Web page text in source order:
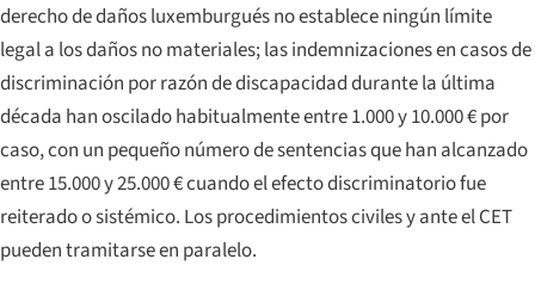
derecho de daños luxemburgués no establece ningún límite
legal a los daños no materiales; las indemnizaciones en casos de
discriminación por razón de discapacidad durante la última
década han oscilado habitualmente entre 1.000 y 10.000 € por
caso, con un pequeño número de sentencias que han alcanzado
entre 15.000 y 25.000 € cuando el efecto discriminatorio fue
reiterado o sistémico. Los procedimientos civiles y ante el CET
pueden tramitarse en paralelo.